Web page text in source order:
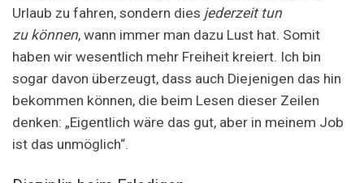
Urlaub zu fahren, sondern dies jederzeit tun
zu können, wann immer man dazu Lust hat. Somit
haben wir wesentlich mehr Freiheit kreiert. Ich bin
sogar davon überzeugt, dass auch Diejenigen das hin
bekommen können, die beim Lesen dieser Zeilen
denken: „Eigentlich wäre das gut, aber in meinem Job
ist das unmöglich“.